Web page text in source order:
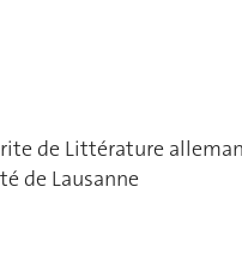
de Littérature
de Lausanne